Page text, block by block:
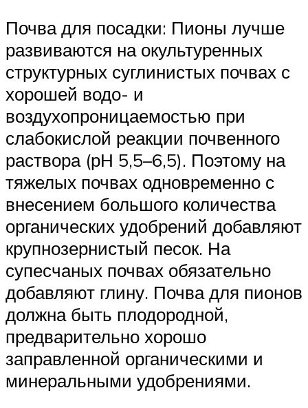
Почва для посадки: Пионы лучше
развиваются на окультуренных
структурных суглинистых почвах с
хорошей водо- и
воздухопроницаемостью при
слабокислой реакции почвенного
раствора (рН 5,5–6,5). Поэтому на
тяжелых почвах одновременно с
внесением большого количества
органических удобрений добавляют
крупнозернистый песок. На
супесчаных почвах обязательно
добавляют глину. Почва для пионов
должна быть плодородной,
предварительно хорошо
заправленной органическими и
минеральными удобрениями.